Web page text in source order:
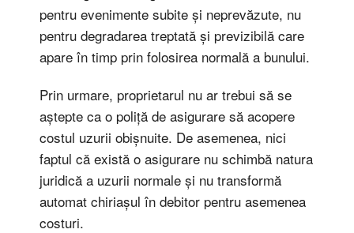
pentru evenimente subite și neprevăzute, nu
pentru degradarea treptată și previzibilă care
apare în timp prin folosirea normală a bunului.
Prin urmare, proprietarul nu ar trebui să se
aștepte ca o poliță de asigurare să acopere
costul uzurii obișnuite. De asemenea, nici
faptul că există o asigurare nu schimbă natura
juridică a uzurii normale și nu transformă
automat chiriașul în debitor pentru asemenea
costuri.